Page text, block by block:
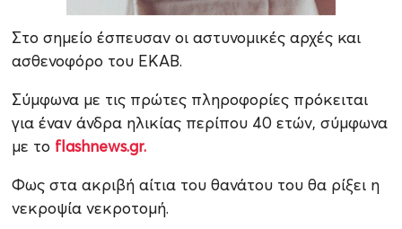
Στο σημείο έσπευσαν οι αστυνομικές αρχές και
ασθενοφόρο του ΕΚΑΒ.
Σύμφωνα με τις πρώτες πληροφορίες πρόκειται
για έναν άνδρα ηλικίας περίπου 40 ετών, σύμφωνα
με το flashnews.gr.
Φως στα ακριβή αίτια του θανάτου του θα ρίξει η
νεκροψία νεκροτομή.